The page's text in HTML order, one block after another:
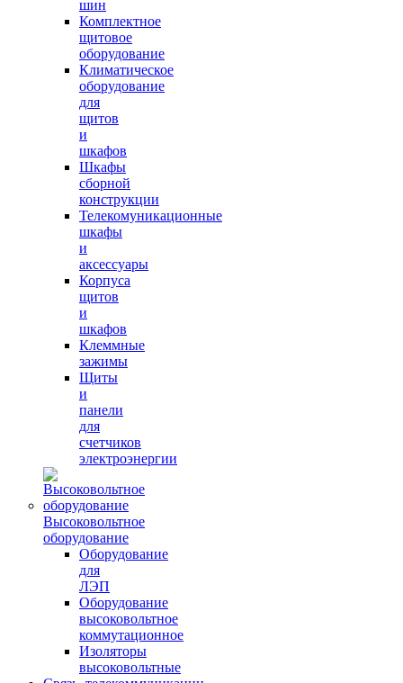
шин
Комплектное
щитовое
оборудование
Климатическое
оборудование
для
щитов
и
шкафов
Шкафы
сборной
конструкции
Телекомуникационные
шкафы
и
аксессуары
Корпуса
щитов
и
шкафов
Клеммные
зажимы
Щиты
и
панели
для
счетчиков
электроэнергии
Высоковольтное
оборудование
Оборудование
для
ЛЭП
Оборудование
высоковольтное
коммутационное
Изоляторы
высоковольтные